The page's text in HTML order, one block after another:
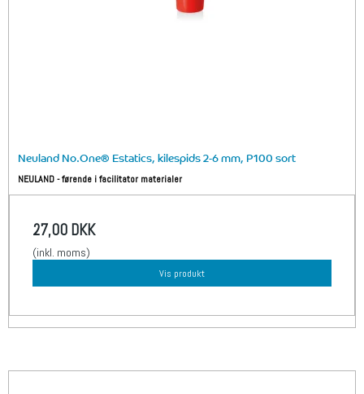
Neuland No.One® Estatics, kilespids 2-6 mm, P100 sort
NEULAND - førende i facilitator materialer
27,00 DKK
(inkl. moms)
Vis produkt